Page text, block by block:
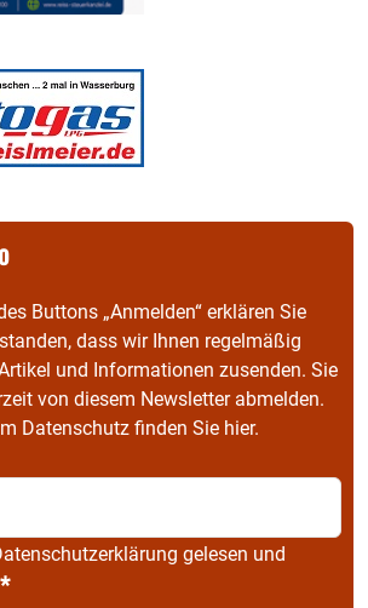
Buttons „Anmelden“ erklären Sie
dass wir Ihnen regelmäßig
und Informationen zusenden. Sie
von diesem Newsletter abmelden.
Datenschutz finden Sie hier.
gelesen und
*